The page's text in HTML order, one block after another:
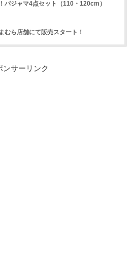
パジャマ4点セット（110・120cm）
むら店舗にて販売スタート！
ンサーリンク